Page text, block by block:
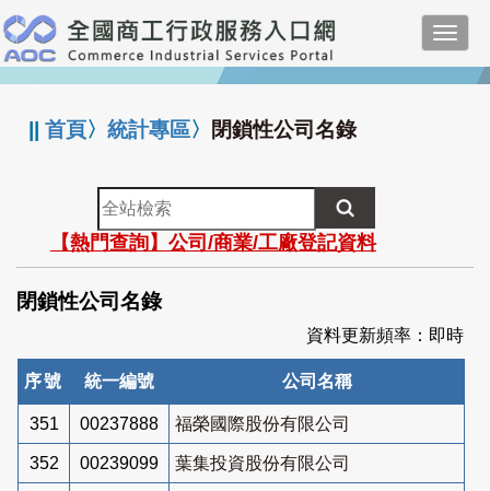
跳
到
主
要
:::
||首頁〉統計專區〉 閉鎖性公司名錄
全
站
檢
索
【熱門查詢】公司/商業/工廠登記資料
閉鎖性公司名錄
資料更新頻率：即時
序號 統一編號 公司名稱
351 00237888 福榮國際股份有限公司
352 00239099 葉集投資股份有限公司